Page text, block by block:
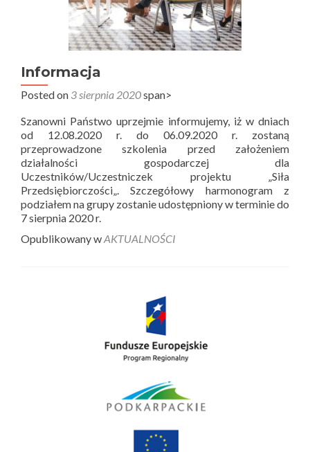
Informacja
Posted on 3 sierpnia 2020span>
Szanowni Państwo uprzejmie informujemy, iż w dniach
od 12.08.2020 r. do 06.09.2020 r. zostaną
przeprowadzone szkolenia przed założeniem
działalności gospodarczej dla
Uczestników/Uczestniczek projektu „Siła
Przedsiębiorczości„. Szczegółowy harmonogram z
podziałem na grupy zostanie udostępniony w terminie do
7 sierpnia 2020 r.
Opublikowany wAKTUALNOŚCI